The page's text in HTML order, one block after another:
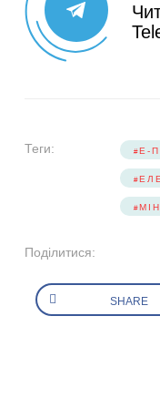
Теги: Е-
Поділитися:
SHARE